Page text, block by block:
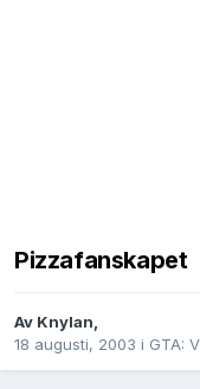
Pizzafanskapet
Av Knylan,
18 augusti, 2003 i GTA: